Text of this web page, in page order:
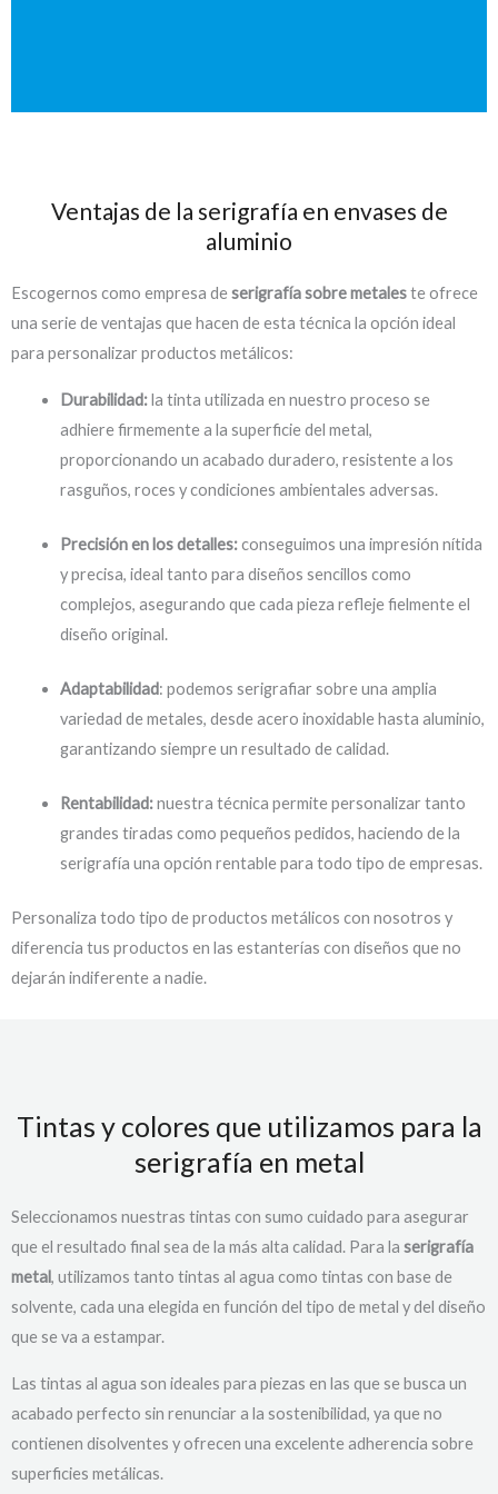
Ventajas de la serigrafía en envases de
aluminio
Escogernos como empresa deserigrafíasobremetaleste ofrece
una serie de ventajas que hacen de esta técnica la opción ideal
para personalizar productos metálicos:
Durabilidad:la tinta utilizada en nuestro proceso se
adhiere firmemente a la superficie del metal,
proporcionando un acabado duradero, resistente a los
rasguños, roces y condiciones ambientales adversas.
Precisión en los detalles:conseguimos una impresión nítida
y precisa, ideal tanto para diseños sencillos como
complejos, asegurando que cada pieza refleje fielmente el
diseño original.
Adaptabilidad: podemos serigrafiar sobre una amplia
variedad de metales, desde acero inoxidable hasta aluminio,
garantizando siempre un resultado de calidad.
Rentabilidad:nuestra técnica permite personalizar tanto
grandes tiradas como pequeños pedidos, haciendo de la
serigrafía una opción rentable para todo tipo de empresas.
Personaliza todo tipo de productos metálicos con nosotros y
diferencia tus productos en las estanterías con diseños que no
dejarán indiferente a nadie.
Tintas y colores que utilizamos para la
serigrafía en metal
Seleccionamos nuestras tintas con sumo cuidado para asegurar
que el resultado final sea de la más alta calidad. Para la serigrafía
metal, utilizamos tanto tintas al agua como tintas con base de
solvente, cada una elegida en función del tipo de metal y del diseño
que se va a estampar.
Las tintas al agua son ideales para piezas en las que se busca un
acabado perfecto sin renunciar a la sostenibilidad, ya que no
contienen disolventes y ofrecen una excelente adherencia sobre
superficies metálicas.